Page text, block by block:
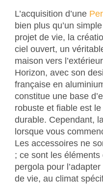
L’acquisition d’une
bien plus qu’un
projet de vie, la
ciel ouvert, un
maison vers
Horizon, avec son
française en
constitue une base
robuste et fiable est
durable. Cependant,
lorsque vous
Les accessoires ne
; ce sont les
pergola pour
de vie, au climat